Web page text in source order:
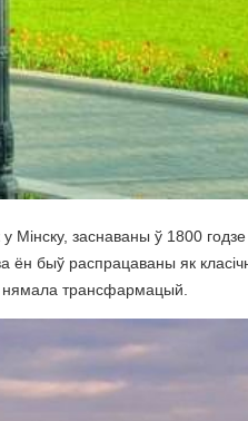
Мінску, заснаваны ў 1800
ён быў распрацаваны як
нямала трансфармацый.